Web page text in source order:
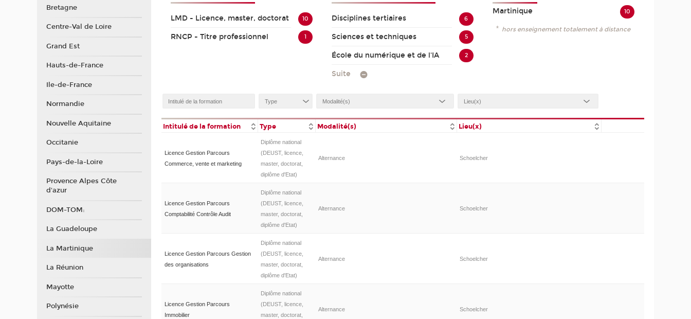
LMD - Licence, master, doctorat 10
RNCP - Titre professionnel 1
Disciplines tertiaires 6
Sciences et techniques 5
École du numérique et de l'IA 2
Suite
Martinique 10
* hors enseignement totalement à distance
Intitulé de la formation Type Modalité(s) Lieu(x)
Licence Gestion Parcours
Commerce, vente et marketing
Diplôme national
(DEUST, licence,
master, doctorat,
diplôme d'Etat)
Alternance Schoelcher
Licence Gestion Parcours
Comptabilité Contrôle Audit
Diplôme national
(DEUST, licence,
master, doctorat,
diplôme d'Etat)
Alternance Schoelcher
Licence Gestion Parcours Gestion
des organisations
Diplôme national
(DEUST, licence,
master, doctorat,
diplôme d'Etat)
Alternance Schoelcher
Licence Gestion Parcours
Immobilier
Diplôme national
(DEUST, licence,
master, doctorat,
Alternance Schoelcher
Bretagne
Centre-Val de Loire
Grand Est
Hauts-de-France
Ile-de-France
Normandie
Nouvelle Aquitaine
Occitanie
Pays-de-la-Loire
Provence Alpes Côte
d'azur
DOM-TOM:
La Guadeloupe
La Martinique
La Réunion
Mayotte
Polynésie